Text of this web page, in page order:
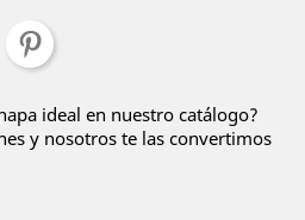
ideal en nuestro catálogo?
y nosotros te las convertimos